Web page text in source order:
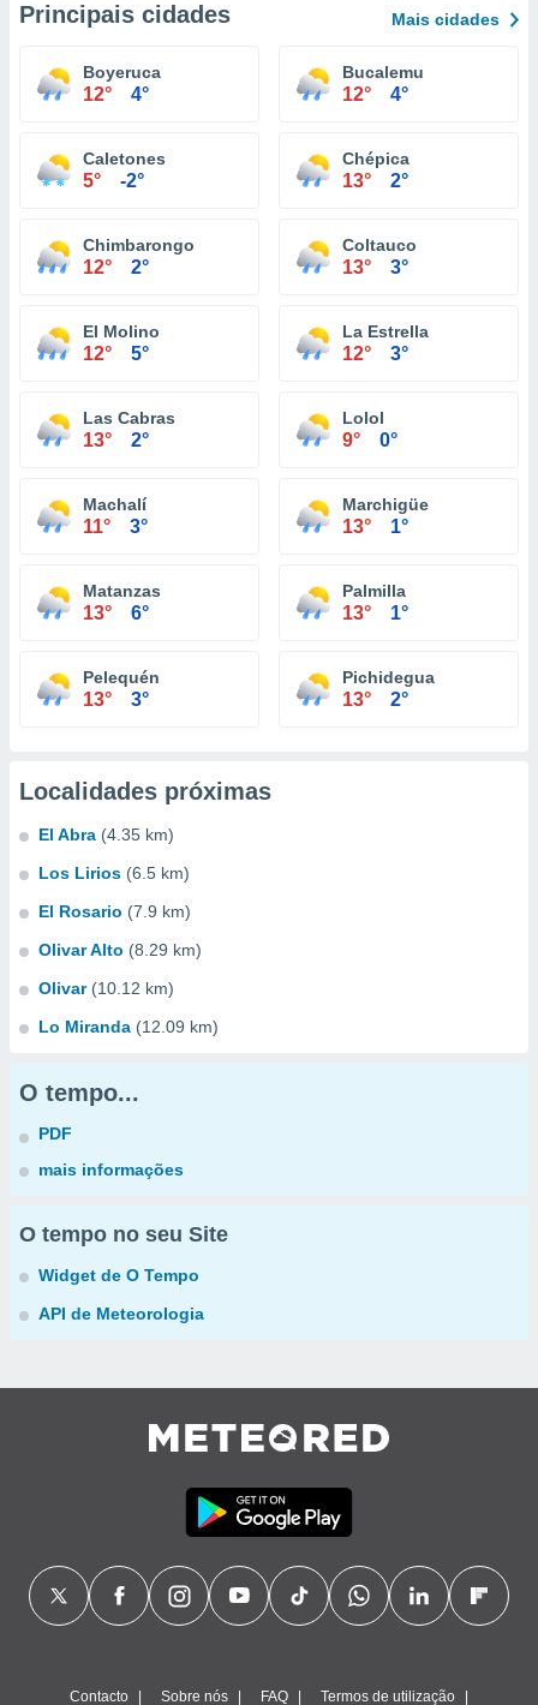
Principais cidades Mais cidades
Boyeruca
12° 4°
Bucalemu
12° 4°
Caletones
5° -2°
Chépica
13° 2°
Chimbarongo
12° 2°
Coltauco
13° 3°
El Molino
12° 5°
La Estrella
12° 3°
Las Cabras
13° 2°
Lolol
9° 0°
Machalí
11° 3°
Marchigüe
13° 1°
Matanzas
13° 6°
Palmilla
13° 1°
Pelequén
13° 3°
Pichidegua
13° 2°
Localidades próximas
El Abra (4.35 km)
Los Lirios (6.5 km)
El Rosario (7.9 km)
Olivar Alto (8.29 km)
Olivar (10.12 km)
Lo Miranda (12.09 km)
O tempo...
PDF
mais informações
O tempo no seu Site
Widget de O Tempo
API de Meteorologia
Contacto Sobre nós FAQ Termos de utilização